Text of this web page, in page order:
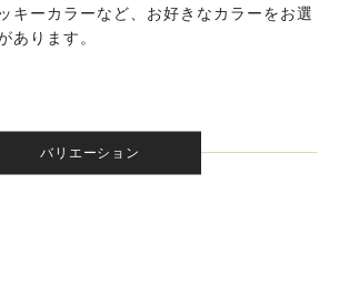
キーカラーなど、お好きなカラーをお選
あります。
バリエーション